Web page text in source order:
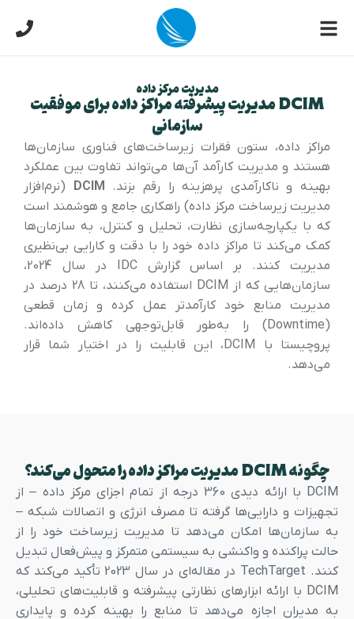
مدیریت مرکز داده
DCIM مدیریت پیشرفته مراکز داده برای موفقیت
سازمانی
مراکز داده، ستون فقرات زیرساخت‌های فناوری سازمان‌ها
هستند و مدیریت کارآمد آن‌ها می‌تواند تفاوت بین عملکرد
بهینه و ناکارآمدی پرهزینه را رقم بزند.DCIM(نرم‌افزار
مدیریت زیرساخت مرکز داده) راهکاری جامع و هوشمند است
که با یکپارچه‌سازی نظارت، تحلیل و کنترل، به سازمان‌ها
کمک می‌کند تا مراکز داده خود را با دقت و کارایی بی‌نظیری
مدیریت کنند. بر اساس گزارش IDC در سال 2024،
سازمان‌هایی که از DCIM استفاده می‌کنند، تا 28 درصد در
مدیریت منابع خود کارآمدتر عمل کرده و زمان قطعی
(Downtime) را به‌طور قابل‌توجهی کاهش داده‌اند.
پروچیستا با DCIM، این قابلیت را در اختیار شما قرار
می‌دهد.
چگونه DCIM مدیریت مراکز داده را متحول می‌کند؟
DCIM با ارائه دیدی 360 درجه از تمام اجزای مرکز داده – از
تجهیزات و دارایی‌ها گرفته تا مصرف انرژی و اتصالات شبکه –
به سازمان‌ها امکان می‌دهد تا مدیریت زیرساخت خود را از
حالت پراکنده و واکنشی به سیستمی متمرکز و پیش‌فعال تبدیل
کنند. TechTarget در مقاله‌ای در سال 2023 تأکید می‌کند که
DCIM با ارائه ابزارهای نظارتی پیشرفته و قابلیت‌های تحلیلی،
به مدیران اجازه می‌دهد تا منابع را بهینه کرده و پایداری